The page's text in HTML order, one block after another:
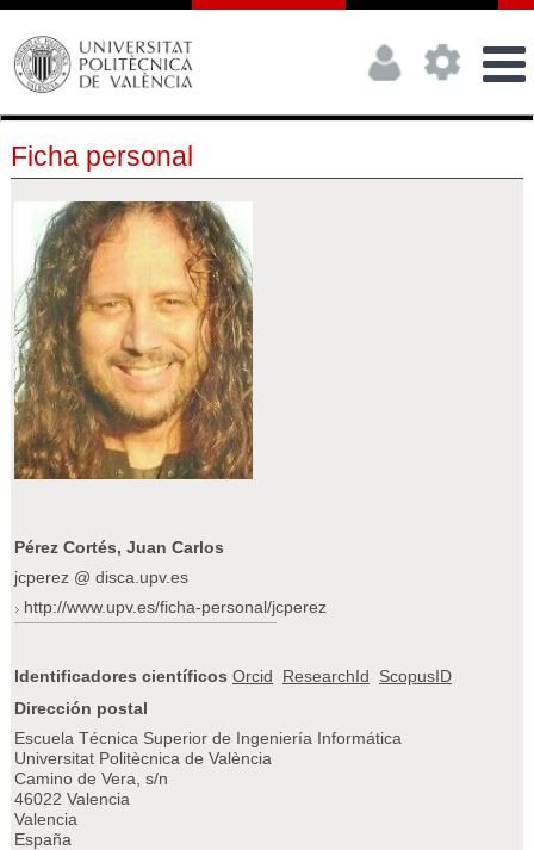
Ficha personal
Pérez Cortés, Juan Carlos
jcperez @ disca.upv.es
http://www.upv.es/ficha-personal/jcperez
Identificadores científicos Orcid ResearchId
ScopusID
Dirección postal
Escuela Técnica Superior de Ingeniería Informática
Universitat Politècnica de València
Camino de Vera, s/n
46022 Valencia
Valencia
España